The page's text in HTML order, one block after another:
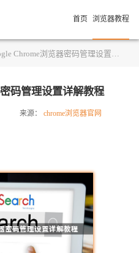
首页 浏览器教程
Chrome浏览器密码管理设置详解教程
码管理设置详解教程
来源： chrome浏览器官网